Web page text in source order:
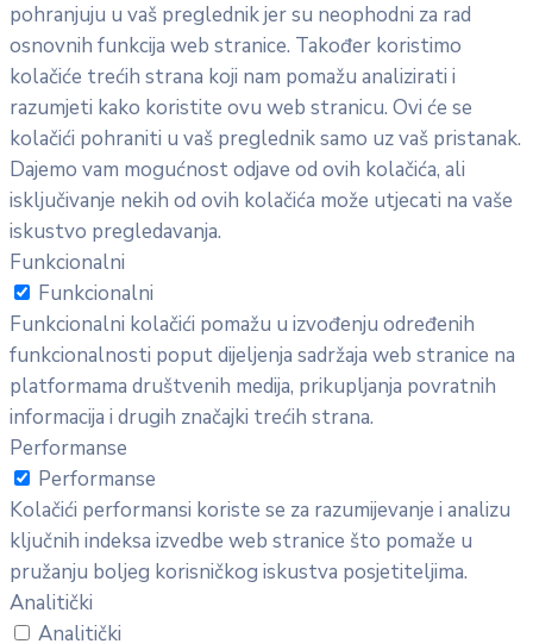
pohranjuju u vaš preglednik jer su neophodni za rad
osnovnih funkcija web stranice. Također koristimo
kolačiće trećih strana koji nam pomažu analizirati i
razumjeti kako koristite ovu web stranicu. Ovi će se
kolačići pohraniti u vaš preglednik samo uz vaš pristanak.
Dajemo vam mogućnost odjave od ovih kolačića, ali
isključivanje nekih od ovih kolačića može utjecati na vaše
iskustvo pregledavanja.
Funkcionalni
Funkcionalni
Funkcionalni kolačići pomažu u izvođenju određenih
funkcionalnosti poput dijeljenja sadržaja web stranice na
platformama društvenih medija, prikupljanja povratnih
informacija i drugih značajki trećih strana.
Performanse
Performanse
Kolačići performansi koriste se za razumijevanje i analizu
ključnih indeksa izvedbe web stranice što pomaže u
pružanju boljeg korisničkog iskustva posjetiteljima.
Analitički
Analitički